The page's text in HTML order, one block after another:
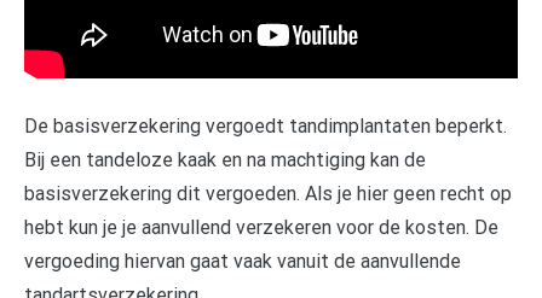
De basisverzekering vergoedt tandimplantaten beperkt.
Bij een tandeloze kaak en na machtiging kan de
basisverzekering dit vergoeden. Als je hier geen recht op
hebt kun je je aanvullend verzekeren voor de kosten. De
vergoeding hiervan gaat vaak vanuit de aanvullende